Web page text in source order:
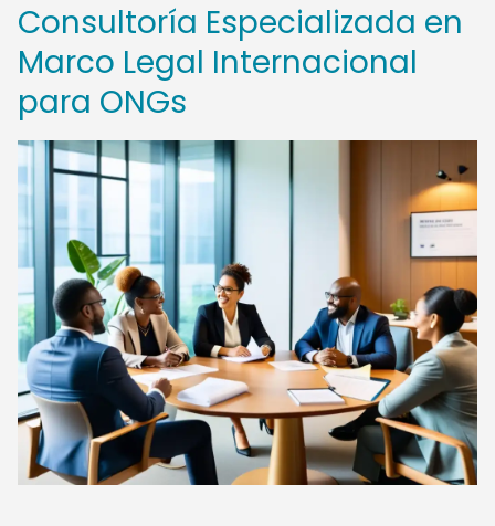
Consultoría Especializada en
Marco Legal Internacional
para ONGs